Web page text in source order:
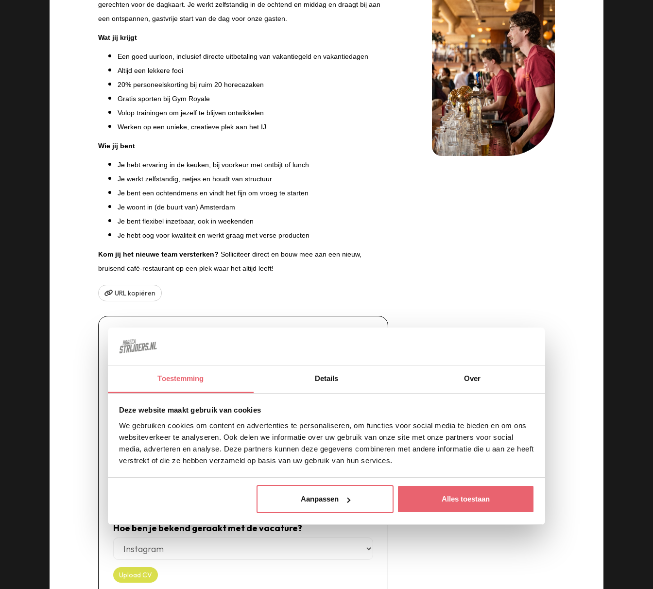
Toestemming Details Over
Deze website maakt gebruik van cookies
We gebruiken cookies om content en advertenties te personaliseren, om functies voor social media te bieden en om ons
websiteverkeer te analyseren. Ook delen we informatie over uw gebruik van onze site met onze partners voor social
media, adverteren en analyse. Deze partners kunnen deze gegevens combineren met andere informatie die u aan ze heeft
verstrekt of die ze hebben verzameld op basis van uw gebruik van hun services.
Aanpassen Alles toestaan
gerechten voor de dagkaart. Je werkt zelfstandig in de ochtend en middag en draagt bij aan
een ontspannen, gastvrije start van de dag voor onze gasten.
Wat jij krijgt
Een goed uurloon, inclusief directe uitbetaling van vakantiegeld en vakantiedagen
Altijd een lekkere fooi
20% personeelskorting bij ruim 20 horecazaken
Gratis sporten bij Gym Royale
Volop trainingen om jezelf te blijven ontwikkelen
Werken op een unieke, creatieve plek aan het IJ
Wie jij bent
Je hebt ervaring in de keuken, bij voorkeur met ontbijt of lunch
Je werkt zelfstandig, netjes en houdt van structuur
Je bent een ochtendmens en vindt het fijn om vroeg te starten
Je woont in (de buurt van) Amsterdam
Je bent flexibel inzetbaar, ook in weekenden
Je hebt oog voor kwaliteit en werkt graag met verse producten
Kom jij het nieuwe team versterken? Solliciteer direct en bouw mee aan een nieuw,
bruisend café‑restaurant op een plek waar het altijd leeft!
URL kopiëren
Solliciteer nu!
Voornaam
Telefoonnummer E-mailadres
Hoe ben je bekend geraakt met de vacature?
Upload CV